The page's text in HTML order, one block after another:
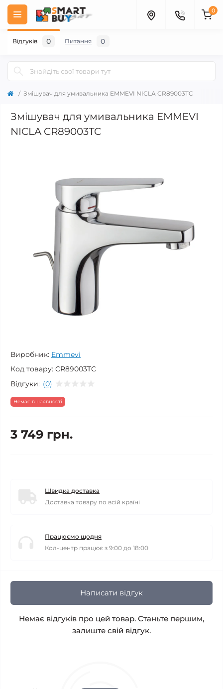
0
Змішувач для умивальника EMMEVI NICLA CR89003TC
Змішувач для умивальника EMMEVI
NICLA CR89003TC
Виробник: Emmevi
Код товару: CR89003TC
Відгуки: (0)
Немає в наявності
3 749 грн.
Швидка доставка
Доставка товару по всій країні
Працюємо щодня
Кол-центр працює з 9:00 до 18:00
Відгуків 0 Питання 0
Написати відгук
Немає відгуків про цей товар. Станьте першим,
залиште свій відгук.